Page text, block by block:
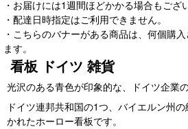
・お届けには1週間ほどかかる場合もござ
・配達日時指定はご利用できません。
・こちらのバナーがある商品は、何個購
ます。
看板 ドイツ 雑貨
光沢のある青色が印象的な、ドイツ企業
ドイツ連邦共和国の1つ、バイエルン州
かれたホーロー看板です。